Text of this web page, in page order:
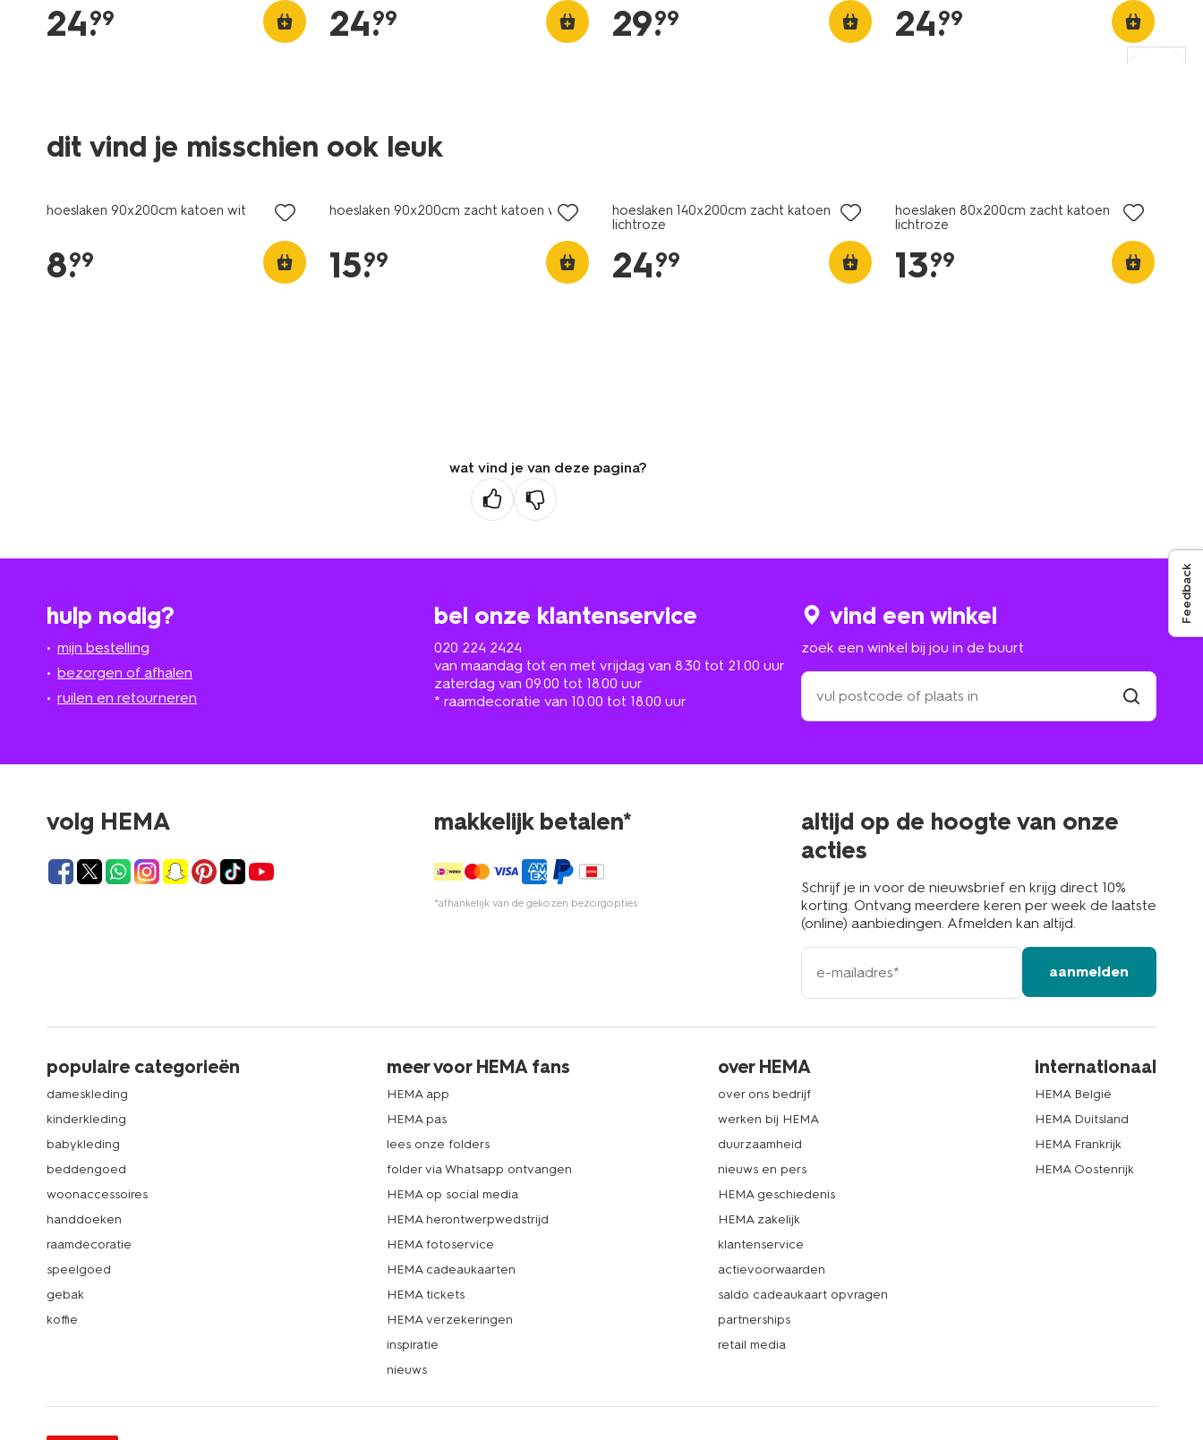
24.
99 24.
99 29.
99 24.
99
dit vind je misschien ook leuk
hoeslaken 90x200cm katoen wit
8.
99
hoeslaken 90x200cm zacht katoen wit
15.
99
hoeslaken 140x200cm zacht katoen
lichtroze
24.
99
hoeslaken 80x200cm zacht katoen
lichtroze
13.
99
wat vind je van deze pagina?
hulp nodig?
mijn bestelling
bezorgen of afhalen
ruilen en retourneren
bel onze klantenservice
020 224 2424
van maandag tot en met vrijdag van 8.30 tot 21.00 uur
zaterdag van 09.00 tot 18.00 uur
* raamdecoratie van 10.00 tot 18.00 uur
vind een winkel
zoek een winkel bij jou in de buurt
zoek
een
winkel
in
volg HEMA makkelijk betalen*
*afhankelijk van de gekozen bezorgopties
altijd op de hoogte van onze
acties
Schrijf je in voor de nieuwsbrief en krijg direct 10%
korting. Ontvang meerdere keren per week de laatste
(online) aanbiedingen. Afmelden kan altijd.
e-
mailadres
aanmelden
populaire categorieën
dameskleding
kinderkleding
babykleding
beddengoed
woonaccessoires
handdoeken
raamdecoratie
speelgoed
gebak
koffie
meer voor HEMA fans
HEMA app
HEMA pas
lees onze folders
folder via Whatsapp ontvangen
HEMA op social media
HEMA herontwerpwedstrijd
HEMA fotoservice
HEMA cadeaukaarten
HEMA tickets
HEMA verzekeringen
inspiratie
nieuws
over HEMA
over ons bedrijf
werken bij HEMA
duurzaamheid
nieuws en pers
HEMA geschiedenis
HEMA zakelijk
klantenservice
actievoorwaarden
saldo cadeaukaart opvragen
partnerships
retail media
internationaal
HEMA België
HEMA Duitsland
HEMA Frankrijk
HEMA Oostenrijk
Feedback